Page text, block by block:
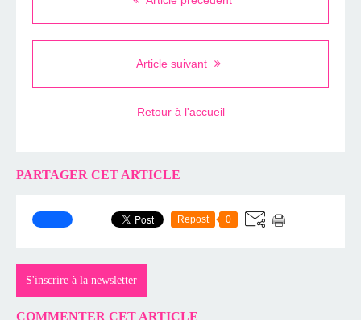
Article suivant
Retour à l'accueil
PARTAGER CET ARTICLE
Repost 0
S'inscrire à la newsletter
COMMENTER CET ARTICLE